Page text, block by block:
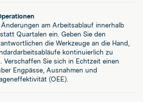
Änderungen am Arbeitsablauf innerhalb
Quartalen ein. Geben Sie den
die Werkzeuge an die Hand,
kontinuierlich zu
Verschaffen Sie sich in Echtzeit einen
Engpässe, Ausnahmen und
(OEE).